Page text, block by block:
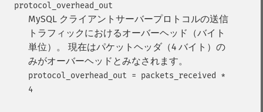
protocol_overhead_out
MySQL クライアントサーバープロトコルの送信
トラフィックにおけるオーバーヘッド（バイト
単位）。 現在はパケットヘッダ（4 バイト）の
みがオーバーヘッドとみなされます。
protocol_overhead_out = packets_received *
4